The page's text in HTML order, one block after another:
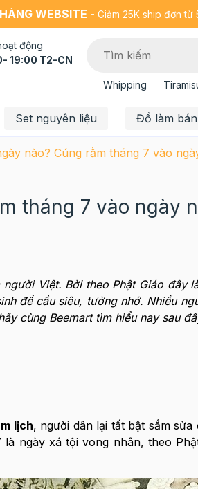
WEBSITE - Giảm 25K ship đơn từ
động
19:00 T2-CN
Whipping
Set nguyên liệu Đồ làm
nào? Cúng rằm tháng 7 vào
tháng 7 vào ngày
Việt. Bởi theo Phật Giáo đây
để cầu siêu, tưởng nhớ. Nhiều
cùng Beemart tìm hiểu nay sau
lịch, người dân lại tất bật sắm
ngày xá tội vong nhân, theo